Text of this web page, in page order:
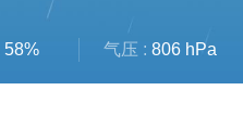
58% 气压 : 806 hPa